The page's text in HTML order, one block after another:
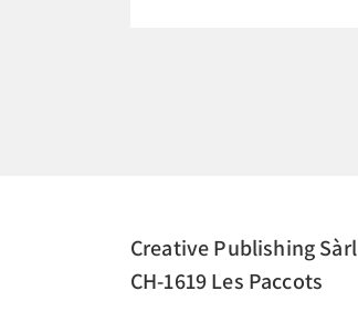
Creative Publishing Sàrl
CH-1619 Les Paccots